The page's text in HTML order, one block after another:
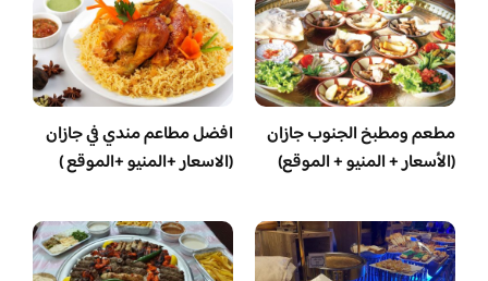
مطعم ومطبخ الجنوب جازان
(الأسعار + المنيو + الموقع)
افضل مطاعم مندي في جازان
(الاسعار +المنيو +الموقع )